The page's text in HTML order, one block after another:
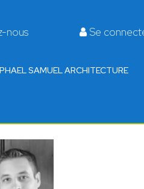
nous Se
SAMUEL ARCHITECTURE